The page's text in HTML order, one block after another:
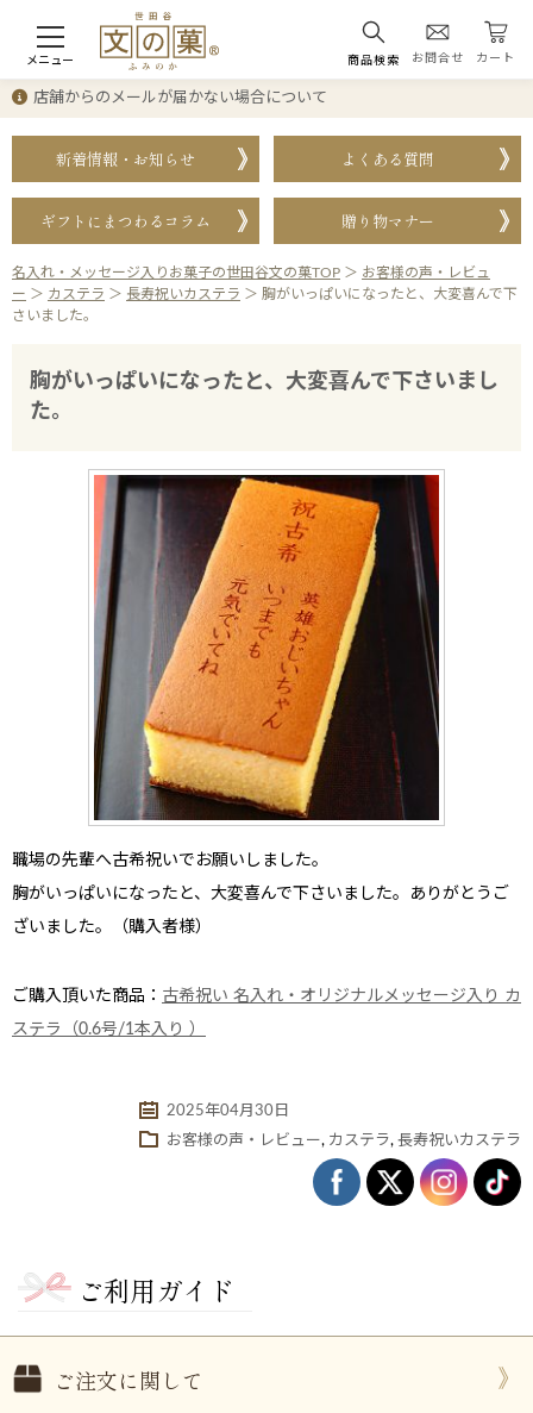
メニュー 商品検索 お問合せ カート
い
退職・異動の挨拶におすすめのお菓子ギ
もらっ
店舗からのメールが届かない場合について
新着情報・お知らせ よくある質問
ギフトにまつわるコラム 贈り物マナー
名入れ・メッセージ入りお菓子の世田谷文の菓TOP ＞ お客様の声・レビュ
ー ＞ カステラ ＞ 長寿祝いカステラ ＞ 胸がいっぱいになったと、大変喜んで下
さいました。
胸がいっぱいになったと、大変喜んで下さいまし
た。
職場の先輩へ古希祝いで お願いしました。
胸がいっぱいになったと、大変喜んで下さいました。ありがとうご
ざいました。（購入者様）
ご購入頂いた商品： 古希祝い 名入れ・オリジナルメッセージ入り カ
ステラ（0.6号/1本入り ）
2025年04月30日
お客様の声・レビュー, カステラ, 長寿祝いカステラ
ご利用ガイド
ご注文に関して